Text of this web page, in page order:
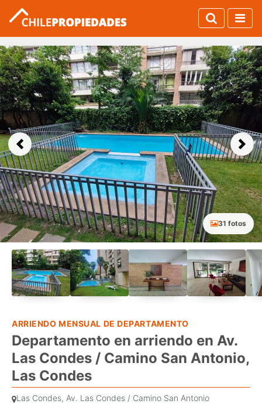
Previous Next
31 fotos
ARRIENDO MENSUAL DE DEPARTAMENTO
Departamento en arriendo en Av.
Las Condes / Camino San Antonio,
Las Condes
Las Condes, Av. Las Condes / Camino San Antonio